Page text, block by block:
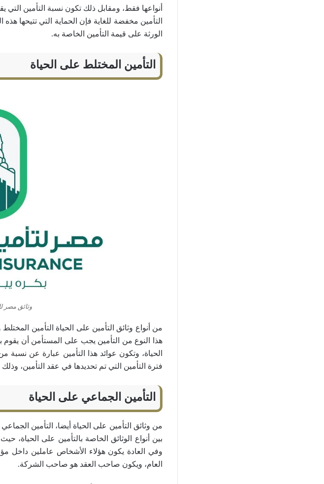
أنواعها فقط، ومقابل ذلك تكون نسبة التأمين
التأمين مخفضة للغاية فإن الحماية التي تتيحها
الورثة على قيمة التأمين الخاصة به.
التأمين المختلط على الحياة
وثائق مصر
من أنواع وثائق التأمين على الحياة التأمين
هذا النوع من التأمين يجب على المستأمن أن
الحياة، وتكون عوائد هذا التأمين عبارة عن
فترة التأمين التي تم تحديدها في عقد التأمين،
التأمين الجماعي على الحياة
من وثائق التأمين على الحياة أيضا، التأمين
بين أنواع الوثائق الخاصة بالتأمين على
وفي العادة يكون هؤلاء الأشخاص عاملين داخل
العام، ويكون صاحب العقد هو صاحب الشركة.